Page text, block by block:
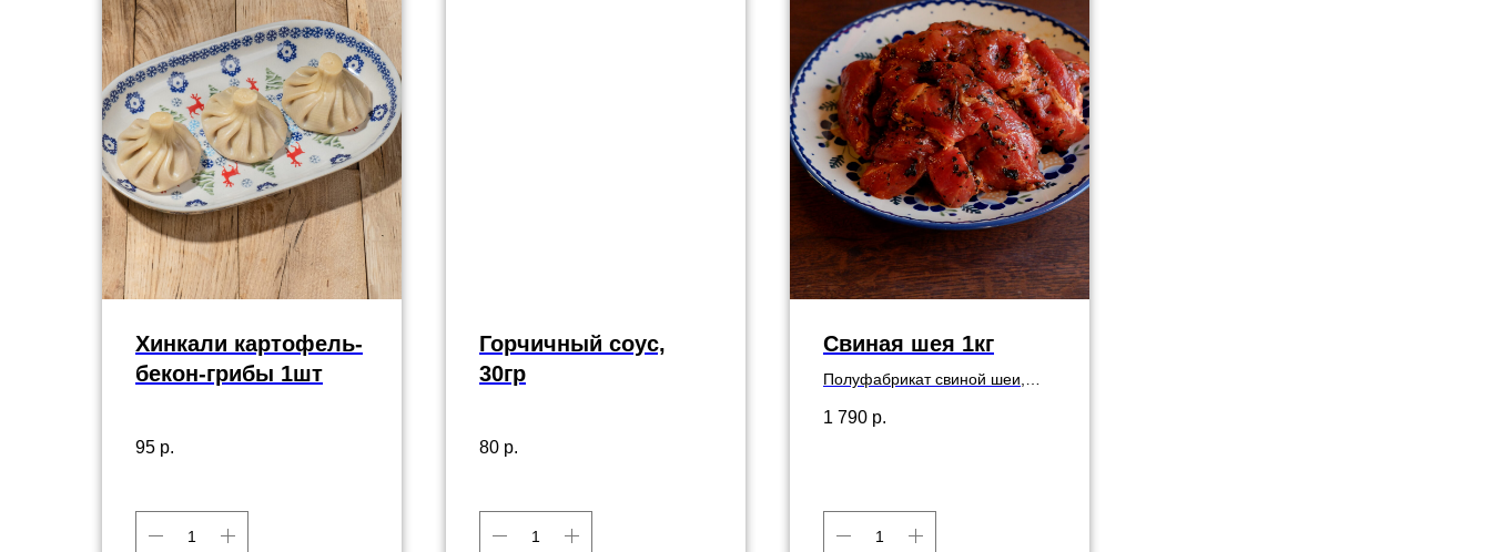
Хинкали картофель-
бекон-грибы 1шт
95 р.
Горчичный соус,
30гр
80 р.
Свиная шея 1кг
Полуфабрикат свиной шеи,
положи на мангал и
1 790 р.